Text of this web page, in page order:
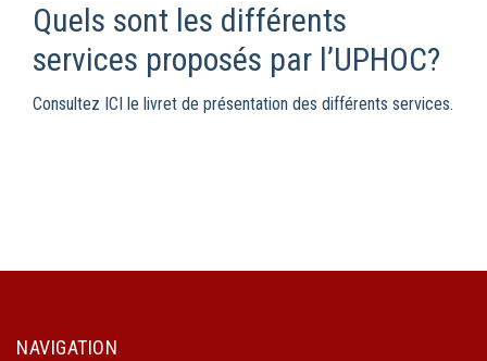
Quels sont les différents
services proposés par l’UPHOC?
Consultez ICI le livret de présentation des différents services.
NAVIGATION